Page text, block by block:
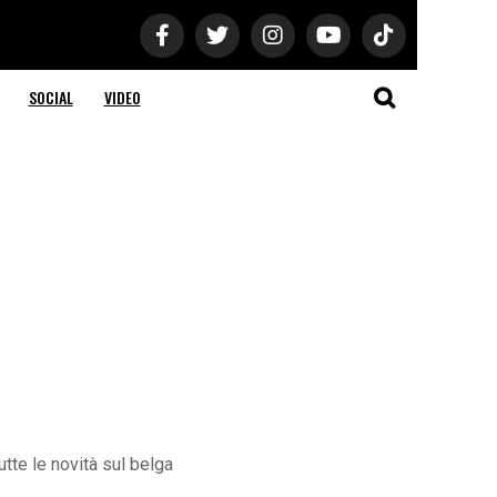
SOCIAL VIDEO
le novità sul belga